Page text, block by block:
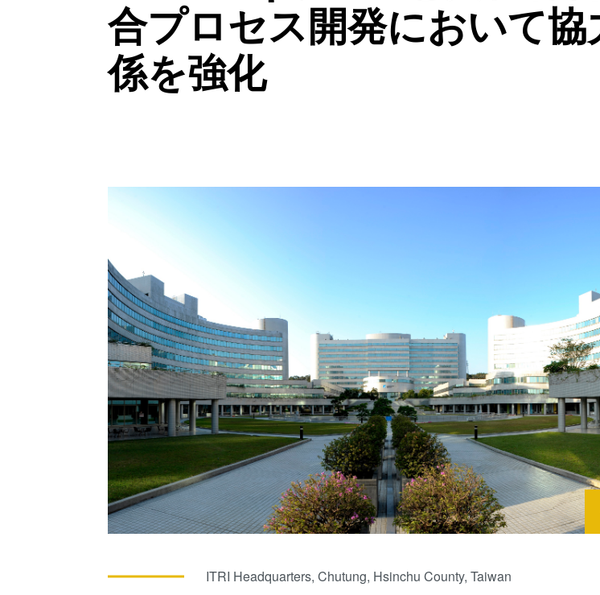
サ
ス
合プロセス開発において協
係を強化
ITRI Headquarters, Chutung, Hsinchu County, Taiwan